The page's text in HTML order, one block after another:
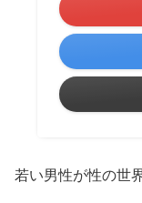
若い男性が性の世